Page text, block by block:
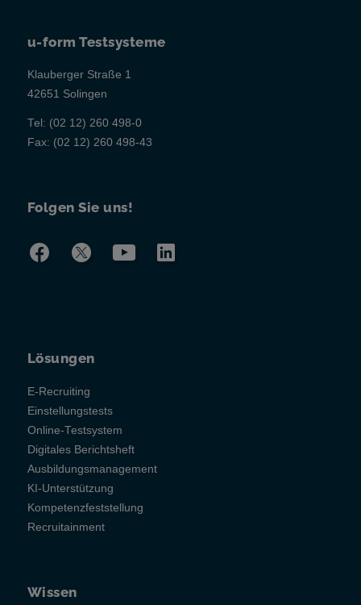
u-form Testsysteme
Klauberger Straße 1
42651 Solingen
Tel: (02 12) 260 498-0
Fax: (02 12) 260 498-43
Folgen Sie uns!
Lösungen
E-Recruiting
Einstellungstests
Online-Testsystem
Digitales Berichtsheft
Ausbildungsmanagement
KI-Unterstützung
Kompetenzfeststellung
Recruitainment
Wissen